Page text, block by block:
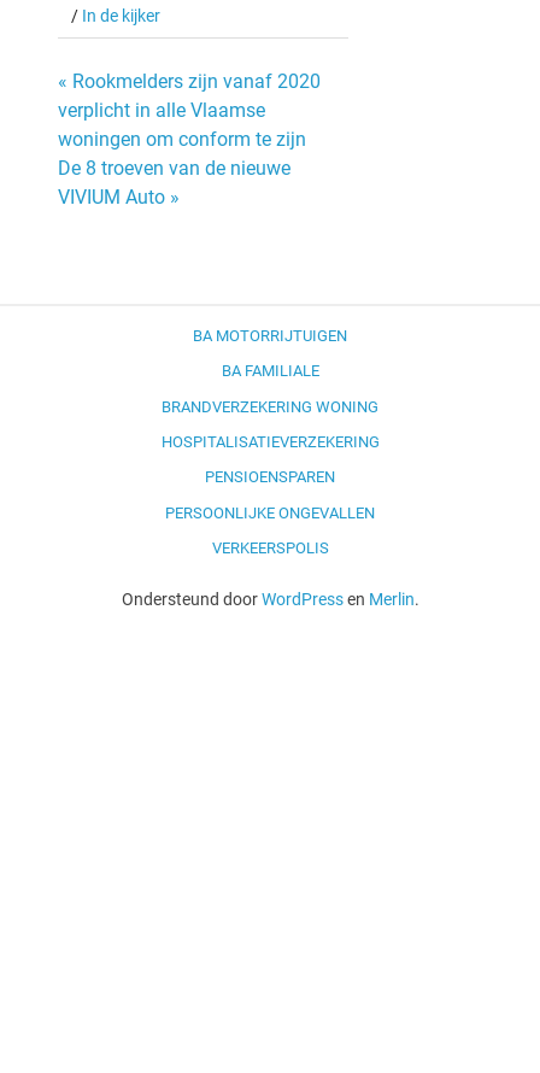
/ In de kijker
Bericht
navigatie
« Rookmelders zijn vanaf 2020
verplicht in alle Vlaamse
woningen om conform te zijn
De 8 troeven van de nieuwe
VIVIUM Auto »
BA MOTORRIJTUIGEN
BA FAMILIALE
BRANDVERZEKERING WONING
HOSPITALISATIEVERZEKERING
PENSIOENSPAREN
PERSOONLIJKE ONGEVALLEN
VERKEERSPOLIS
Ondersteund doorWordPressen Merlin.